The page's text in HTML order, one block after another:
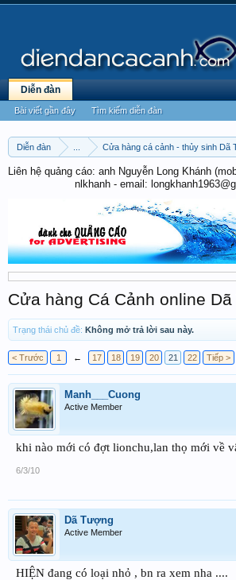
Diễn đàn Cửa hàng cá cảnh - thủy sinh Dã
Liên hệ quảng cáo: anh Nguyễn Long Khánh
nlkhanh - email:
C­ửa hàng Cá Cảnh online
Trạng thái chủ đề: Không mở trả lời sau này.
< Trước 1 ← 17 18 19 20 21 22 Tiếp >
Manh___Cuong
Active Member
khi nào mới có đợt lionchu,lan thọ mới về
6/3/10
Dã Tượng
Active Member
HIỆN đang có loại nhỏ , bn ra xem nha ....
Diễn đàn
Bài viết gần đây Tìm kiếm diễn đàn